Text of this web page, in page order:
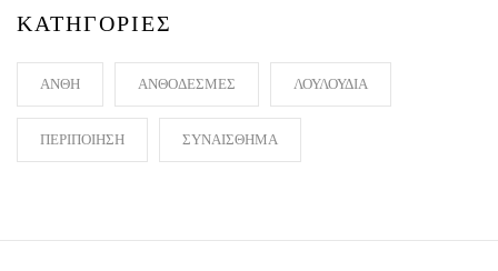
ΚΑΤΗΓΟΡΙΕΣ
ΑΝΘΗ ΑΝΘΟΔΕΣΜΕΣ ΛΟΥΛΟΥΔΙΑ
ΠΕΡΙΠΟΙΗΣΗ ΣΥΝΑΙΣΘΗΜΑ